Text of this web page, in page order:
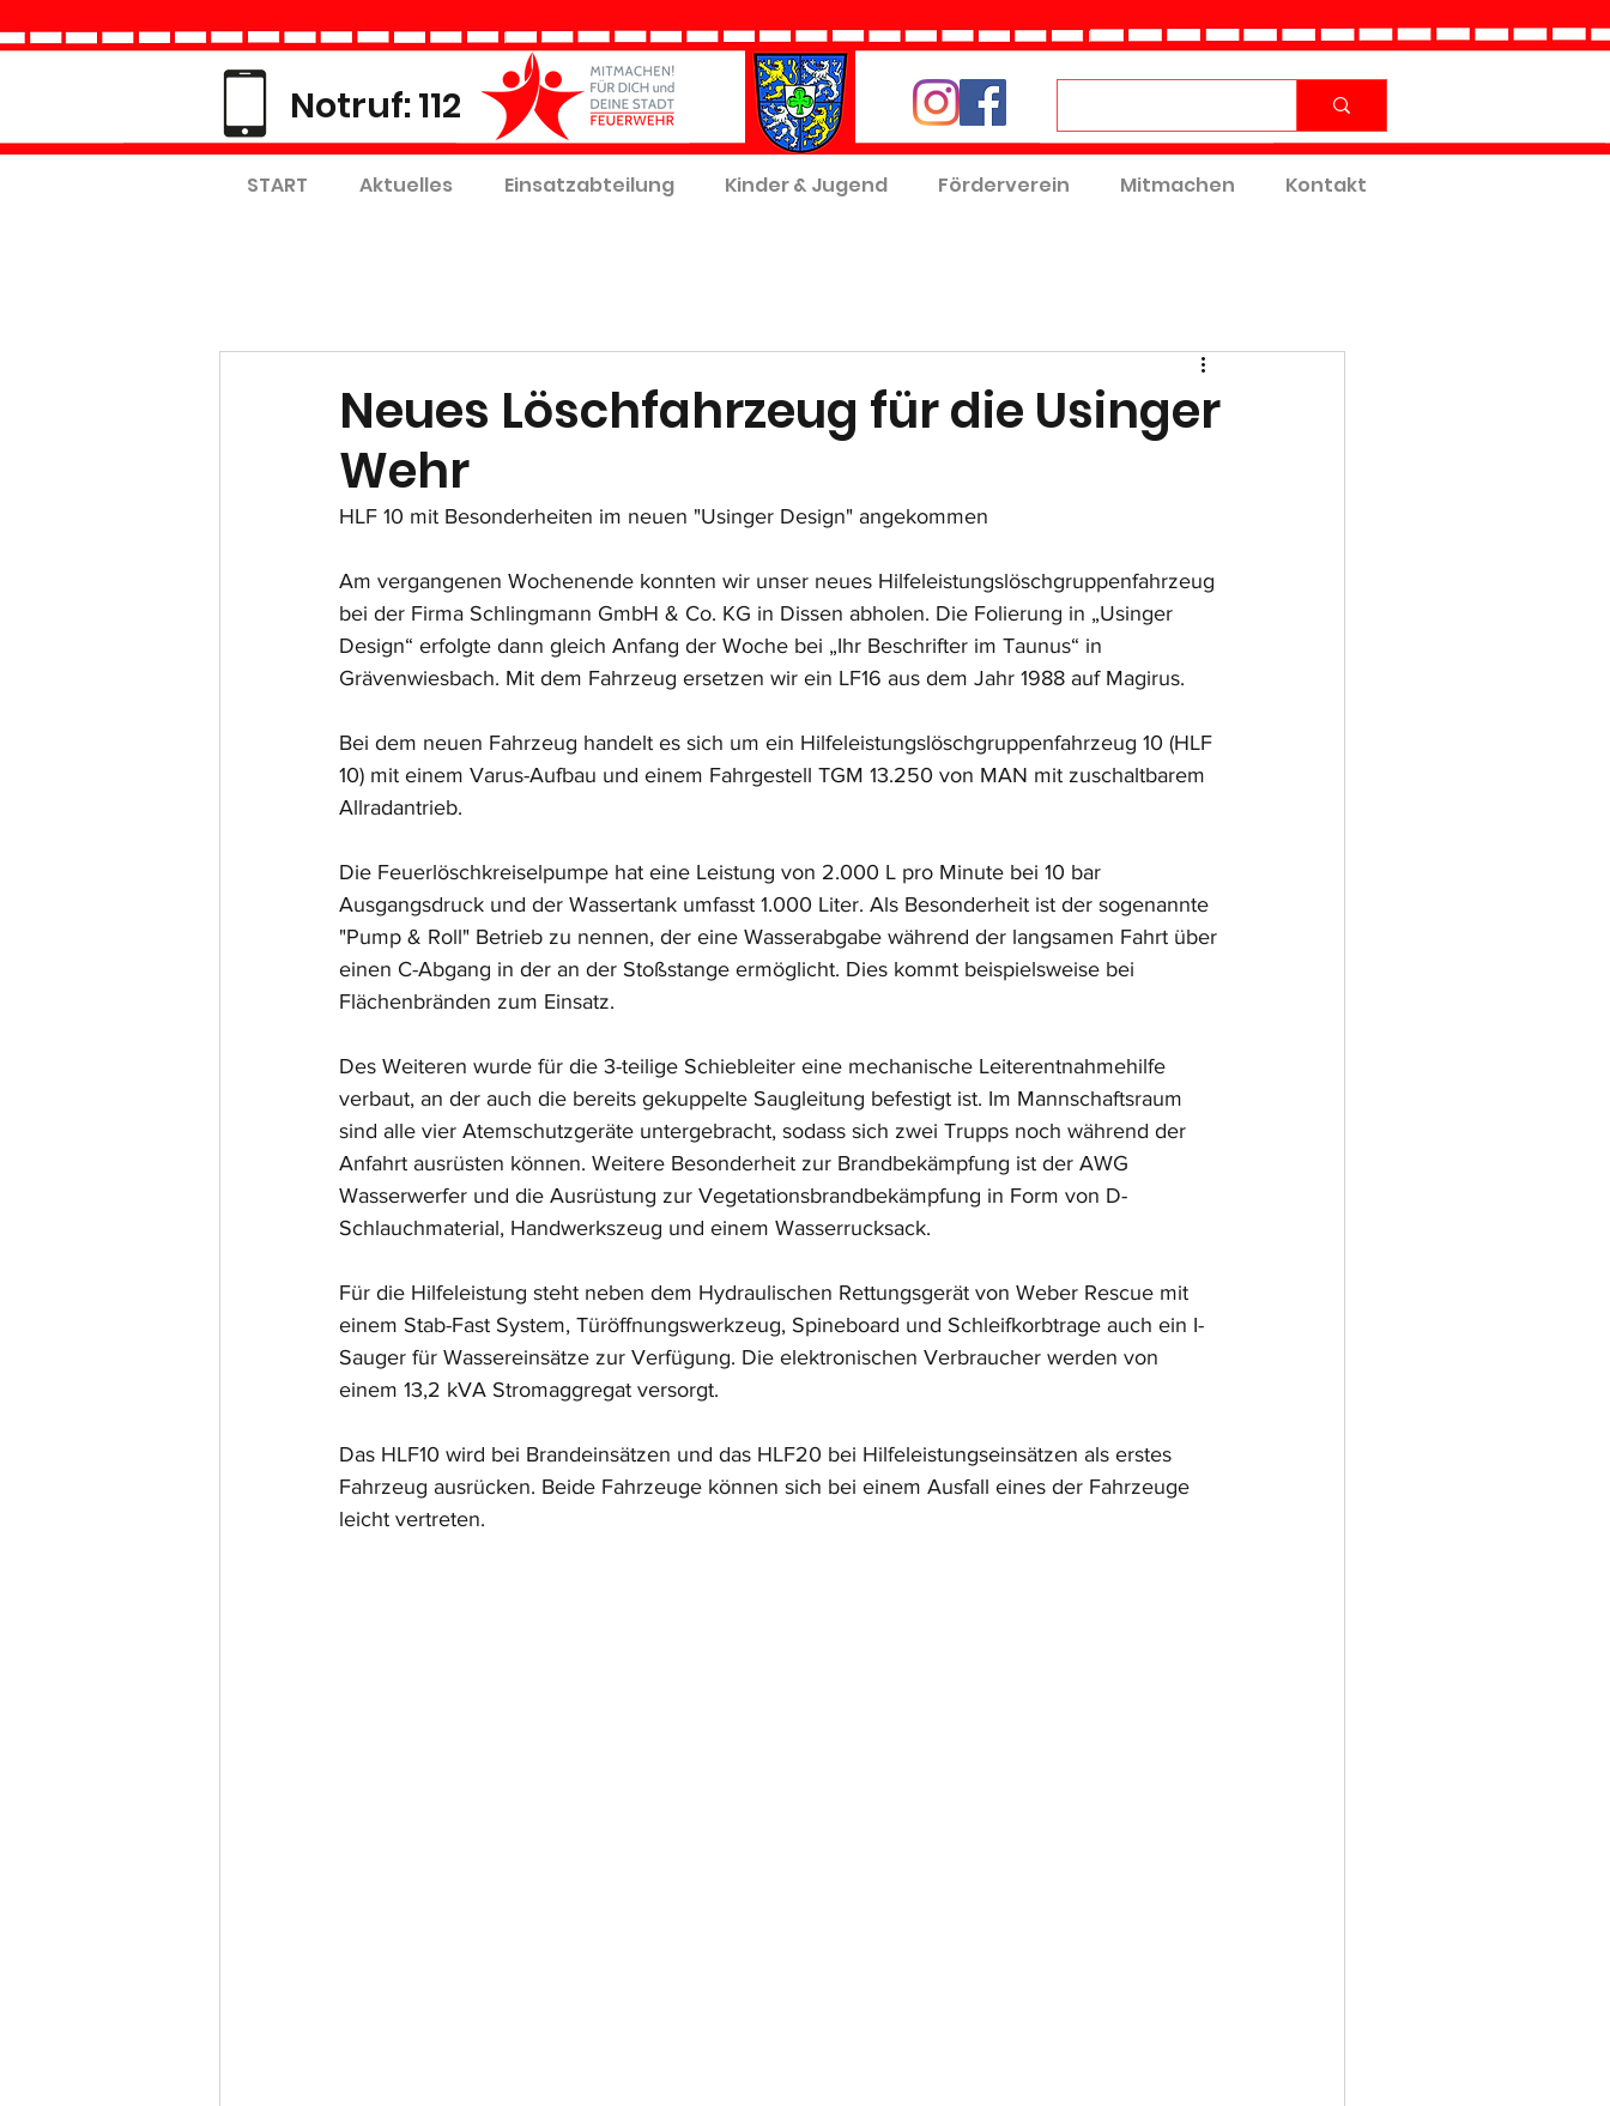
Notruf: 112
START Aktuelles Einsatzabteilung Kinder & Jugend Förderverein Mitmachen Kontakt
Neues Löschfahrzeug für die Usinger
Wehr
HLF 10 mit Besonderheiten im neuen "Usinger Design" angekommen
Am vergangenen Wochenende konnten wir unser neues Hilfeleistungslöschgruppenfahrzeug
bei der Firma Schlingmann GmbH & Co. KG in Dissen abholen. Die Folierung in „Usinger
Design“ erfolgte dann gleich Anfang der Woche bei „Ihr Beschrifter im Taunus“ in
Grävenwiesbach. Mit dem Fahrzeug ersetzen wir ein LF16 aus dem Jahr 1988 auf Magirus.
Bei dem neuen Fahrzeug handelt es sich um ein Hilfeleistungslöschgruppenfahrzeug 10 (HLF
10) mit einem Varus-Aufbau und einem Fahrgestell TGM 13.250 von MAN mit zuschaltbarem
Allradantrieb.
Die Feuerlöschkreiselpumpe hat eine Leistung von 2.000 L pro Minute bei 10 bar
Ausgangsdruck und der Wassertank umfasst 1.000 Liter. Als Besonderheit ist der sogenannte
"Pump & Roll" Betrieb zu nennen, der eine Wasserabgabe während der langsamen Fahrt über
einen C-Abgang in der an der Stoßstange ermöglicht. Dies kommt beispielsweise bei
Flächenbränden zum Einsatz.
Des Weiteren wurde für die 3-teilige Schiebleiter eine mechanische Leiterentnahmehilfe
verbaut, an der auch die bereits gekuppelte Saugleitung befestigt ist. Im Mannschaftsraum
sind alle vier Atemschutzgeräte untergebracht, sodass sich zwei Trupps noch während der
Anfahrt ausrüsten können. Weitere Besonderheit zur Brandbekämpfung ist der AWG
Wasserwerfer und die Ausrüstung zur Vegetationsbrandbekämpfung in Form von D-
Schlauchmaterial, Handwerkszeug und einem Wasserrucksack.
Für die Hilfeleistung steht neben dem Hydraulischen Rettungsgerät von Weber Rescue mit
einem Stab-Fast System, Türöffnungswerkzeug, Spineboard und Schleifkorbtrage auch ein I-
Sauger für Wassereinsätze zur Verfügung. Die elektronischen Verbraucher werden von
einem 13,2 kVA Stromaggregat versorgt.
Das HLF10 wird bei Brandeinsätzen und das HLF20 bei Hilfeleistungseinsätzen als erstes
Fahrzeug ausrücken. Beide Fahrzeuge können sich bei einem Ausfall eines der Fahrzeuge
leicht vertreten.